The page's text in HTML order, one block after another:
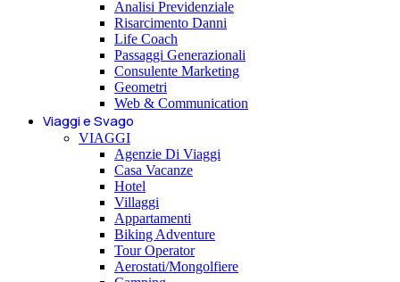
Analisi Previdenziale
Risarcimento Danni
Life Coach
Passaggi Generazionali
Consulente Marketing
Geometri
Web & Communication
Viaggi e Svago
VIAGGI
Agenzie Di Viaggi
Casa Vacanze
Hotel
Villaggi
Appartamenti
Biking Adventure
Tour Operator
Aerostati/Mongolfiere